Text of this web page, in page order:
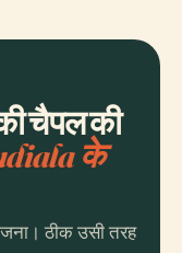
चैपल की
के
ठीक उसी तरह